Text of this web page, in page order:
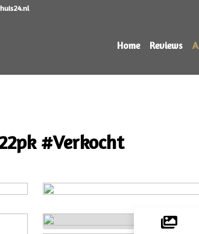
Home Reviews
#Verkocht